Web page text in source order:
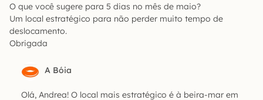
O que você sugere para 5 dias no mês de maio?
Um local estratégico para não perder muito tempo de
deslocamento.
Obrigada
A Bóia
Olá, Andrea! O local mais estratégico é à beira-mar em